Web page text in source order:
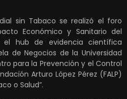
sin Tabaco se realizó el foro
Económico y Sanitario del
el hub de evidencia científica
de Negocios de la Universidad
para la Prevención y el Control
Arturo López Pérez (FALP)
o Salud”.